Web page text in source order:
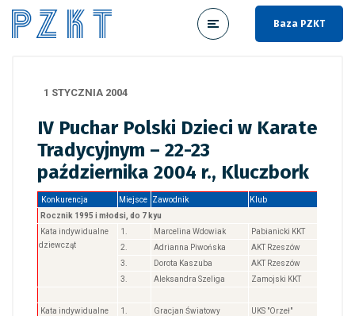
Baza PZKT
1 STYCZNIA 2004
IV Puchar Polski Dzieci w Karate
Tradycyjnym – 22-23
października 2004 r., Kluczbork
Konkurencja Miejsce Zawodnik Klub
Rocznik 1995 i młodsi, do 7 kyu
Kata indywidualne
dziewcząt
1. Marcelina Wdowiak
Pabianicki KKT
2.
Adrianna Piwońska
AKT Rzeszów
3.
Dorota Kaszuba
AKT Rzeszów
3.
Aleksandra Szeliga Zamojski KKT
Kata indywidualne
1. Gracjan Światowy
UKS "Orzeł"